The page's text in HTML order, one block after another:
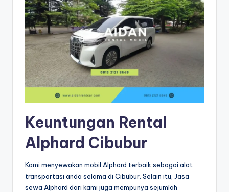
Keuntungan Rental
Alphard Cibubur
Kami menyewakan mobil Alphard terbaik sebagai alat
transportasi anda selama di Cibubur. Selain itu, Jasa
sewa Alphard dari kami juga mempunya sejumlah